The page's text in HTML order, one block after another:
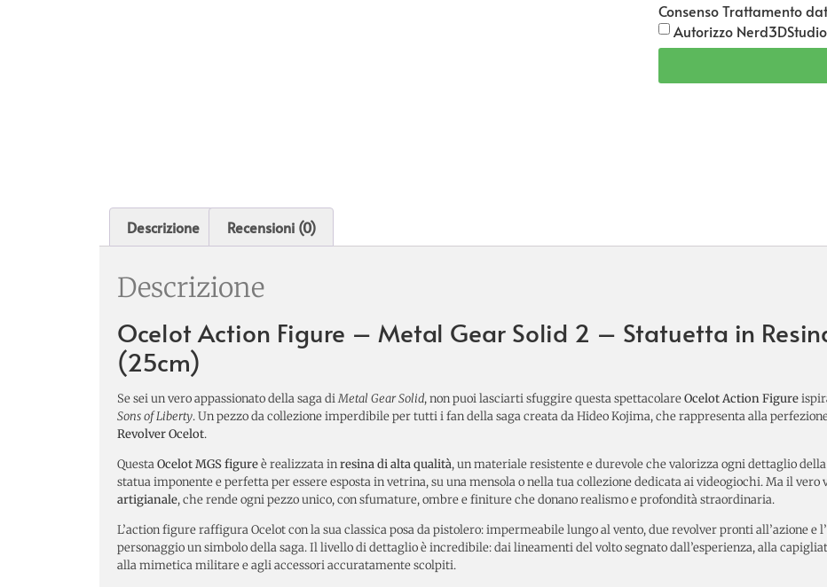
Consenso Trattamento
Autorizzo
Descrizione Recensioni (0)
Descrizione
Ocelot Action Figure – Metal Gear Solid 2 – Statuetta in
(25cm)
Se sei un vero appassionato della saga diMetal Gear Solid, non puoi lasciarti sfuggire questa spettacolareOcelot Action Figure
Sons of Liberty. Un pezzo da collezione imperdibile per tutti i fan della saga creata da Hideo Kojima, che rappresenta alla
Revolver Ocelot.
QuestaOcelot MGS figureè realizzata inresina di alta qualità, un materiale resistente e durevole che valorizza ogni dettaglio
statua imponente e perfetta per essere esposta in vetrina, su una mensola o nella tua collezione dedicata ai videogiochi. Ma il vero
artigianale, che rende ogni pezzo unico, con sfumature, ombre e finiture che donano realismo e profondità straordinaria.
L’action figure raffigura Ocelot con la sua classica posa da pistolero: impermeabile lungo al vento, due revolver pronti all’azione e
personaggio un simbolo della saga. Il livello di dettaglio è incredibile: dai lineamenti del volto segnato dall’esperienza, alla
alla mimetica militare e agli accessori accuratamente scolpiti.